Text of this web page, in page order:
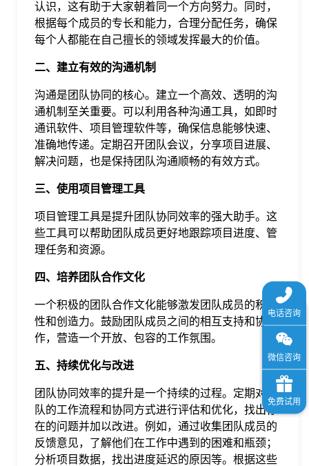
认识，这有助于大家朝着同一个方向努力。同时，
根据每个成员的专长和能力，合理分配任务，确保
每个人都能在自己擅长的领域发挥最大的价值。
二、建立有效的沟通机制
沟通是团队协同的核心。建立一个高效、透明的沟
通机制至关重要。可以利用各种沟通工具，如即时
通讯软件、项目管理软件等，确保信息能够快速、
准确地传递。定期召开团队会议，分享项目进展、
解决问题，也是保持团队沟通顺畅的有效方式。
三、使用项目管理工具
项目管理工具是提升团队协同效率的强大助手。这
些工具可以帮助团队成员更好地跟踪项目进度、管
理任务和资源。
四、培养团队合作文化
一个积极的团队合作文化能够激发团队成员的积极
性和创造力。鼓励团队成员之间的相互支持和协
作，营造一个开放、包容的工作氛围。
五、持续优化与改进
团队协同效率的提升是一个持续的过程。定期对团
队的工作流程和协同方式进行评估和优化，找出存
在的问题并加以改进。例如，通过收集团队成员的
反馈意见，了解他们在工作中遇到的困难和瓶颈；
分析项目数据，找出进度延迟的原因等。根据这些